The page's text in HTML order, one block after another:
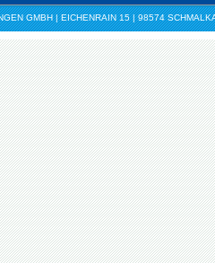
GMBH | EICHENRAIN 15 | 98574